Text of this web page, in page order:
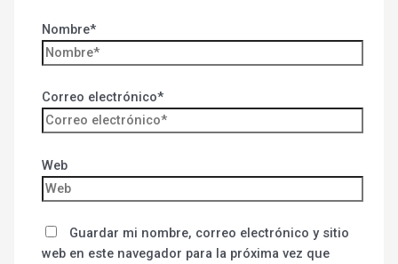
Nombre*
Correo electrónico*
Web
Guardar mi nombre, correo electrónico y sitio
web en este navegador para la próxima vez que